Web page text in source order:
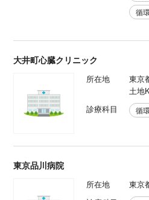
循
大井町心臓クリニック
所在地
東京
土地
診療科目
循
東京品川病院
所在地
東京